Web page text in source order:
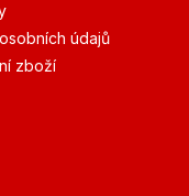
údajů
zboží